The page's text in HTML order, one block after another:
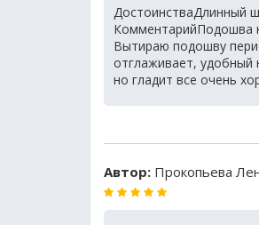
ДостоинстваДлинный
КомментарийПодошва
Вытираю подошву
отглаживает, удобный
но гладит все очень
Автор: Прокопьева